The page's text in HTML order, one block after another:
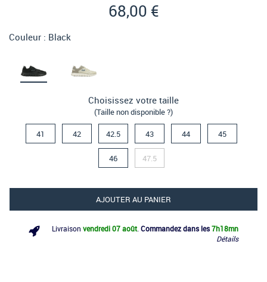
68,00 €
Couleur : Black
Choisissez votre taille
(Taille non disponible ?)
41 42 42.5 43 44 45
46 47.5
AJOUTER AU PANIER
Livraison vendredi 07 août Commandez dans les7h18mn
Détails